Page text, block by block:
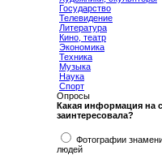
Государство
Телевидение
Литература
Кино, театр
Экономика
Техника
Музыка
Наука
Спорт
Опросы
Какая информация на
заинтересовала?
Фотографии
людей